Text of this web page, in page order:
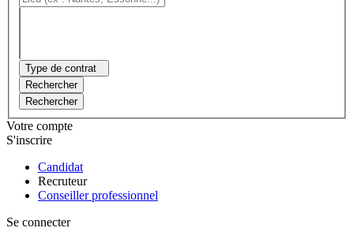
Type de contrat
Rechercher
Rechercher
Votre compte
S'inscrire
Candidat
Recruteur
Conseiller professionnel
Se connecter